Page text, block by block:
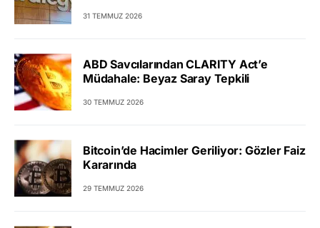
31 TEMMUZ 2026
ABD Savcılarından CLARITY Act’e
Müdahale: Beyaz Saray Tepkili
30 TEMMUZ 2026
Bitcoin’de Hacimler Geriliyor: Gözler Faiz
Kararında
29 TEMMUZ 2026